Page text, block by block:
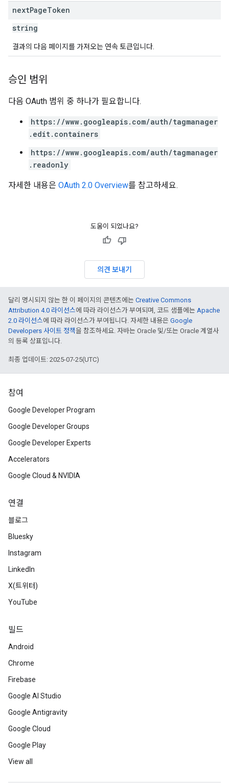
nextPageToken
string
결과의 다음 페이지를 가져오는 연속 토큰입니다.
승인 범위
다음 OAuth 범위 중 하나가 필요합니다.
https://www.googleapis.com/auth/tagmanager
.edit.containers
https://www.googleapis.com/auth/tagmanager
.readonly
자세한 내용은 OAuth 2.0 Overview를 참고하세요.
도움이 되었나요?
의견 보내기
달리 명시되지 않는 한 이 페이지의 콘텐츠에는 Creative Commons
Attribution 4.0 라이선스에 따라 라이선스가 부여되며, 코드 샘플에는 Apache
2.0 라이선스에 따라 라이선스가 부여됩니다. 자세한 내용은 Google
Developers 사이트 정책을 참조하세요. 자바는 Oracle 및/또는 Oracle 계열사
의 등록 상표입니다.
최종 업데이트: 2025-07-25(UTC)
참여
Google Developer Program
Google Developer Groups
Google Developer Experts
Accelerators
Google Cloud & NVIDIA
연결
블로그
Bluesky
Instagram
LinkedIn
X(트위터)
YouTube
빌드
Android
Chrome
Firebase
Google AI Studio
Google Antigravity
Google Cloud
Google Play
View all